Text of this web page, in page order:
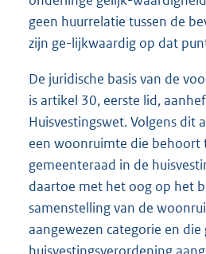
geen huurrelatie tussen de
zijn ge-lijkwaardig op dat
De juridische basis van de
is artikel 30, eerste lid,
Huisvestingswet. Volgens dit
een woonruimte die behoort
gemeenteraad in de
daartoe met het oog op het
samenstelling van de
aangewezen categorie en